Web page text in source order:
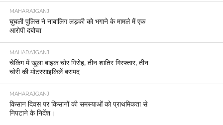
MAHARAJGANJ
घुघली पुलिस ने नाबालिग लड़की को भगाने के मामले में एक
आरोपी दबोचा
MAHARAJGANJ
चेकिंग में खुला बाइक चोर गिरोह, तीन शातिर गिरफ्तार, तीन
चोरी की मोटरसाइकिलें बरामद
MAHARAJGANJ
किसान दिवस पर किसानों की समस्याओं को प्राथमिकता से
निपटाने के निर्देश।